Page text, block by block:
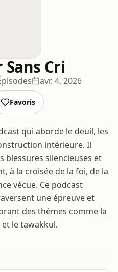
Cri
avr. 4, 2026
Favoris
qui aborde le deuil, les
intérieure. Il
blessures silencieuses et
à la croisée de la foi, de la
vécue. Ce podcast
une épreuve et
des thèmes comme la
le tawakkul.